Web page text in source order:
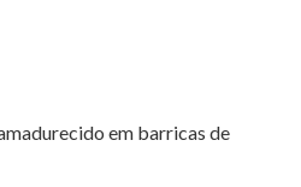
em barricas de